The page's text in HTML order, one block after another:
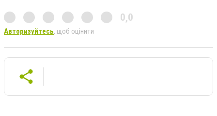
0,0
Авторизуйтесь, щоб оцінити